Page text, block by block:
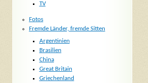
TV
Fotos
Fremde Länder, fremde Sitten
Argentinien
Brasilien
China
Great Britain
Griechenland